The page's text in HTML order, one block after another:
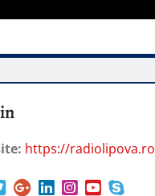
https://radiolipova.ro